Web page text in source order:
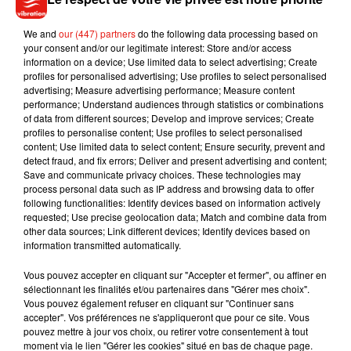
26 avril 2022
Bactérie E.Coli : une
fillette contaminée
reçoit… un bon
d’achat...
2 3 4 5 6 7
We and our (447) partnersdo the following data processing based on
your consent and/or our legitimate interest: Store and/or access
information on a device; Use limited data to select advertising; Create
profiles for personalised advertising; Use profiles to select personalised
advertising; Measure advertising performance; Measure content
performance; Understand audiences through statistics or combinations
of data from different sources; Develop and improve services; Create
profiles to personalise content; Use profiles to select personalised
content; Use limited data to select content; Ensure security, prevent and
detect fraud, and fix errors; Deliver and present advertising and content;
Save and communicate privacy choices. These technologies may
process personal data such as IP address and browsing data to offer
following functionalities: Identify devices based on information actively
requested; Use precise geolocation data; Match and combine data from
other data sources; Link different devices; Identify devices based on
information transmitted automatically.
Vous pouvez accepter en cliquant sur "Accepter et fermer", ou affiner en
sélectionnant les finalités et/ou partenaires dans "Gérer mes choix".
Vous pouvez également refuser en cliquant sur "Continuer sans
accepter". Vos préférences ne s'appliqueront que pour ce site. Vous
pouvez mettre à jour vos choix, ou retirer votre consentement à tout
moment via le lien "Gérer les cookies" situé en bas de chaque page.